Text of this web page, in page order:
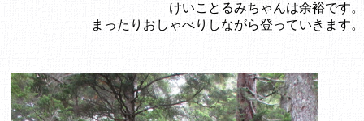
けいことるみちゃんは余裕です。
まったりおしゃべりしながら登っていきます。